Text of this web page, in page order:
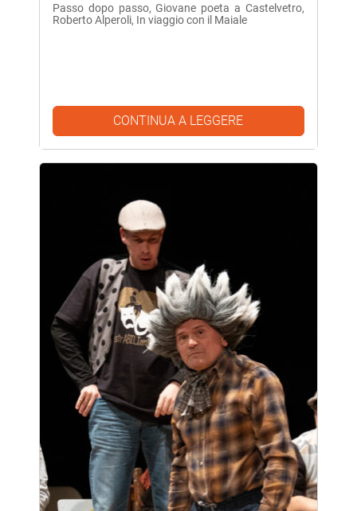
Passo dopo passo, Giovane poeta a Castelvetro,
Roberto Alperoli, In viaggio con il Maiale
CONTINUA A LEGGERE